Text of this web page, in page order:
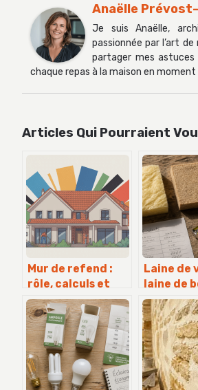
Anaëlle
Je suis Anaëlle,
passionnée par l’art de
partager mes
chaque repas à la maison en moment
Articles Qui Pourraient
Mur de refend :
rôle, calculs et
règles à connaître
pour vos travaux
Laine de
laine de
isolant
pour
confort